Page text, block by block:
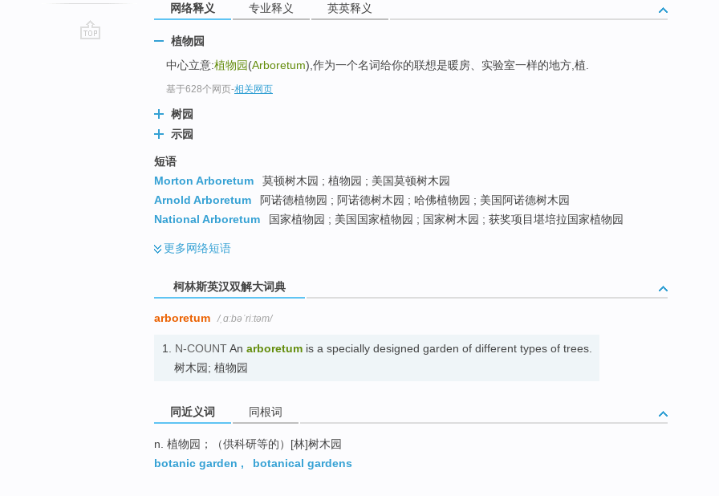
网络释义 专业释义 英英释义
植物园
中心立意:植物园(Arboretum),作为一个名词给你的联想是暖房、实验室一样的地方,植.
基于628个网页-相关网页
树园
示园
短语
Morton Arboretum
莫顿树木园 ; 植物园 ; 美国莫顿树木园
Arnold Arboretum
阿诺德植物园 ; 阿诺德树木园 ; 哈佛植物园 ; 美国阿诺德树木园
National Arboretum
国家植物园 ; 美国国家植物园 ; 国家树木园 ; 获奖项目堪培拉国家植物园
更多网络短语
柯林斯英汉双解大词典
arboretum /ˌɑːbəˈriːtəm/
1. N-COUNTAn arboretum is a specially designed garden of different types of trees.
树木园; 植物园
同近义词 同根词
n. 植物园；（供科研等的）[林]树木园
botanic garden , botanical gardens